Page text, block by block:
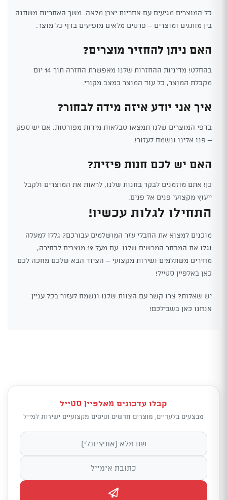
כל המוצרים מגיעים עם אחריות יצרן מלאה. משך האחריות משתנה
בין מותגים ומוצרים – פרטים מלאים מופיעים בדף כל מוצר.
האם ניתן להחזיר מוצרים?
בהחלט! מדיניות ההחזרות שלנו מאפשרת החזרה תוך 14 יום
מקבלת המוצר, כל עוד המוצר במצב מקורי.
איך אני יודע איזה מידה לבחור?
בדפי המוצרים שלנו תמצאו טבלאות מידות מפורטות. אם יש ספק
– פנו אלינו ונשמח לעזור!
האם יש לכם חנות פיזית?
כן! אתם מוזמנים לבקר בחנות שלנו, לראות את המוצרים ולקבל
ייעוץ מקצועי פנים אל פנים.
התחילו לגלות עכשיו!
מוכנים למצוא את החבלי עזר המושלמים עבורכם? גללו למעלה
וגלו את המבחר המרשים שלנו. עם מעל 19 מוצרים לבחירה,
מחירים משתלמים ושירות מקצועי – הציוד הבא שלכם מחכה לכם
כאן באלפיין סטייל!
יש שאלות? צרו קשר עם הצוות שלנו ונשמח לעזור בכל עניין.
אנחנו כאן בשבילכם!
קבלו עדכונים מאלפיין סטייל
מבצעים בלעדיים, מוצרים חדשים וטיפים מקצועיים ישירות למייל